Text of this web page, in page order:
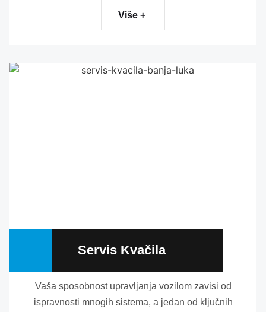
Više +
Servis Kvačila
Vaša sposobnost upravljanja vozilom zavisi od
ispravnosti mnogih sistema, a jedan od ključnih